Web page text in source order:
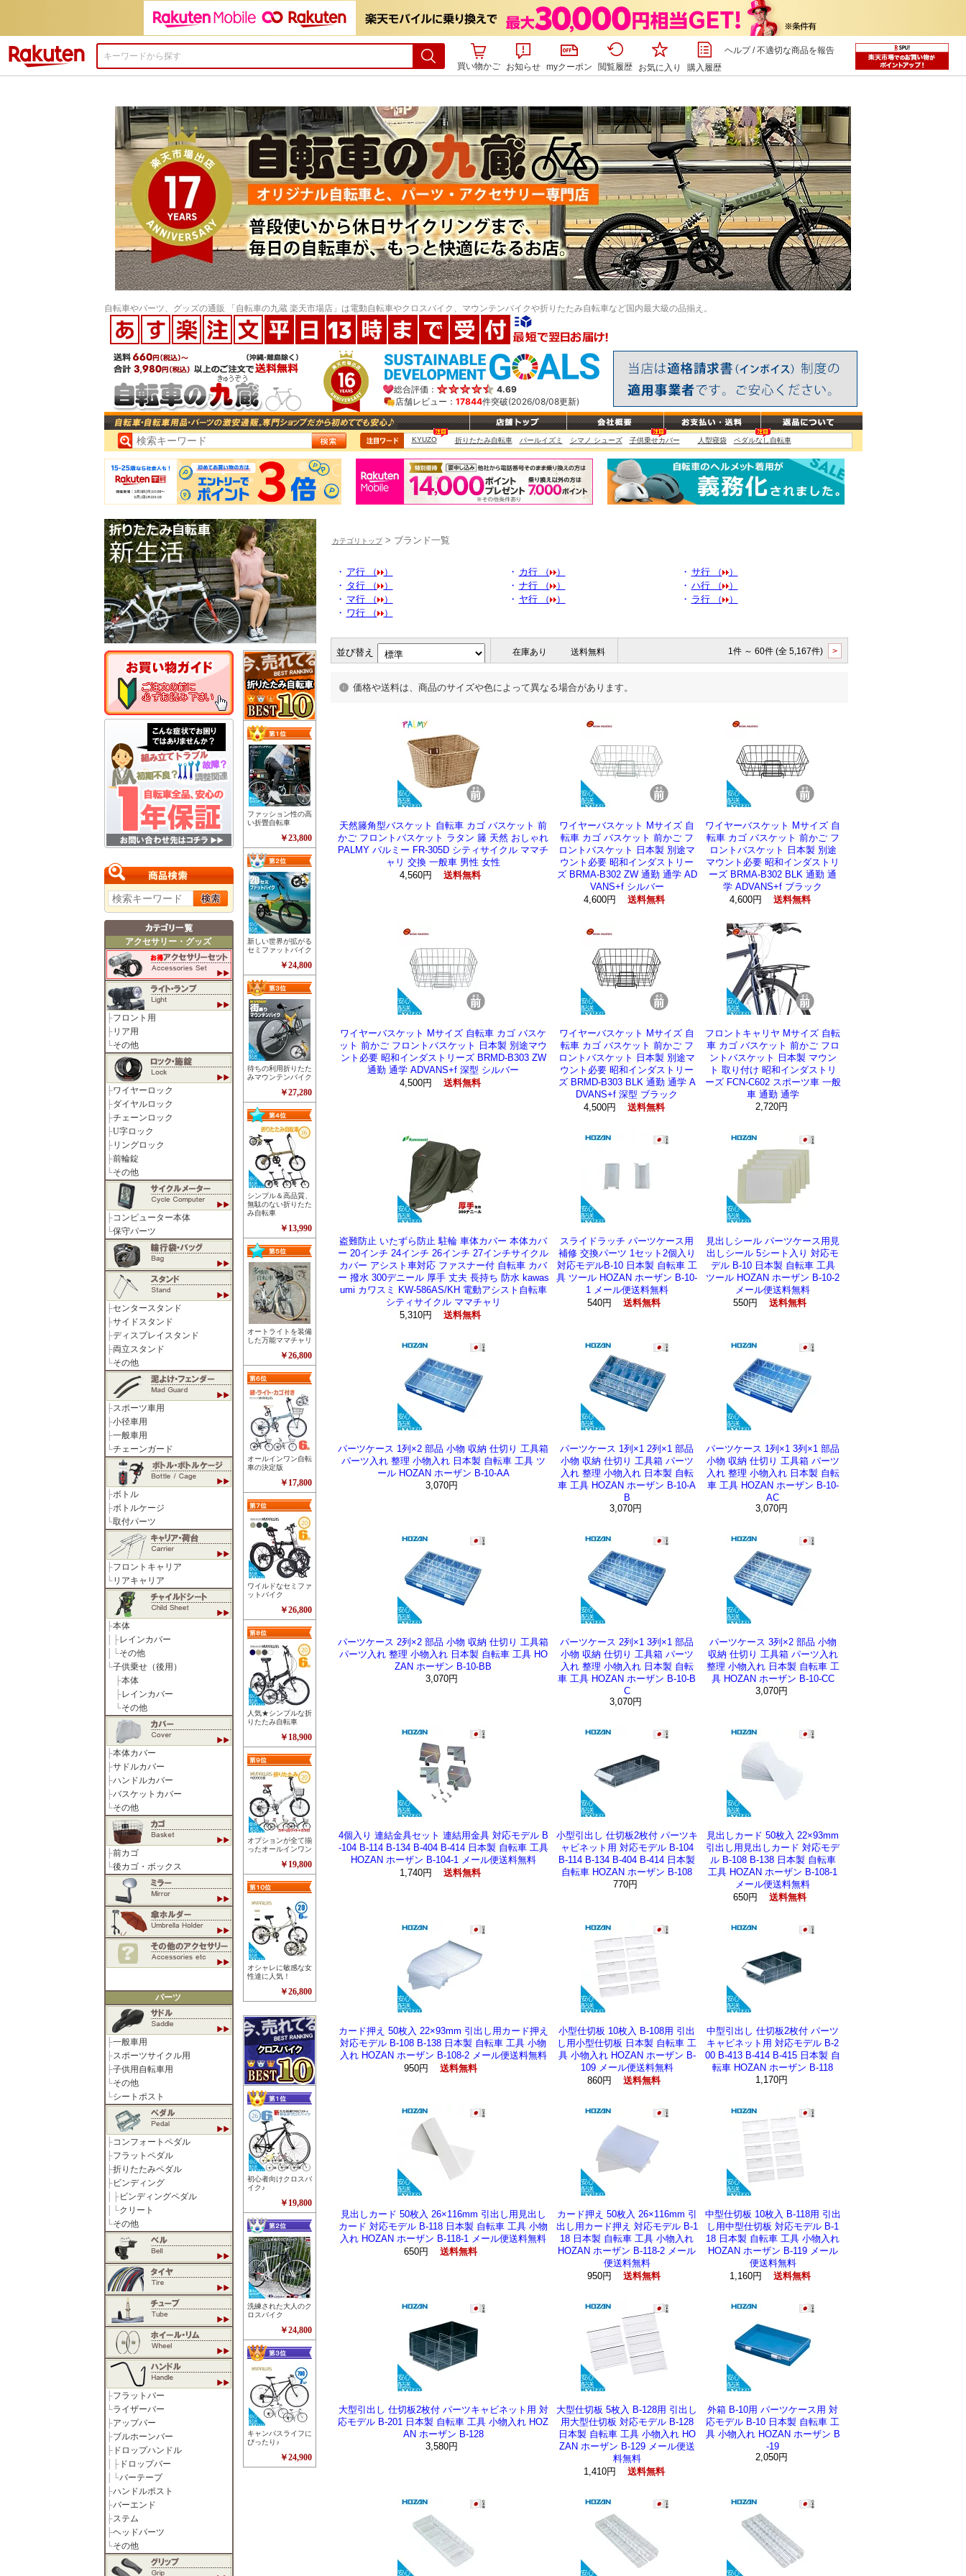
買い物かご
お知らせ myクーポン 閲覧履歴 お気に入り 購入履歴
ヘルプ/不適切な商品を報告
自転車やパーツ、グッズの通販 「自転車の九蔵 楽天市場店」は電動自転車やクロスバイク、マウンテンバイクや折りたたみ自転車など国内最大級の品揃え。
カテゴリトップ> ブランド一覧
・ ア行 （ ） ・ カ行 （ ） ・ サ行 （
）
・ タ行 （ ） ・ ナ行 （ ） ・ ハ行 （
）
・ マ行 （ ） ・ ヤ行 （ ） ・ ラ行 （
）
・ ワ行 （ ）
並び替え 在庫あり 送料無料 1件 ～ 60件 (全 5,167件) >
価格や送料は、商品のサイズや色によって異なる場合があります。
天然籐角型バスケット 自転車 カゴ バスケット 前
かご フロントバスケット ラタン 籐 天然 おしゃれ
PALMY パルミー FR-305D シティサイクル ママチ
ャリ 交換 一般車 男性 女性
4,560円
送料無料
ワイヤーバスケット Mサイズ 自
転車 カゴ バスケット 前かご フ
ロントバスケット 日本製 別途マ
ウント必要 昭和インダストリー
ズ BRMA-B302 ZW 通勤 通学 AD
VANS+f シルバー
4,600円
送料無料
ワイヤーバスケット Mサイズ 自
転車 カゴ バスケット 前かご フ
ロントバスケット 日本製 別途
マウント必要 昭和インダストリ
ーズ BRMA-B302 BLK 通勤 通
学 ADVANS+f ブラック
4,600円
送料無料
ワイヤーバスケット Mサイズ 自転車 カゴ バスケ
ット 前かご フロントバスケット 日本製 別途マウ
ント必要 昭和インダストリーズ BRMD-B303 ZW
通勤 通学 ADVANS+f 深型 シルバー
4,500円
送料無料
ワイヤーバスケット Mサイズ 自
転車 カゴ バスケット 前かご フ
ロントバスケット 日本製 別途マ
ウント必要 昭和インダストリー
ズ BRMD-B303 BLK 通勤 通学 A
DVANS+f 深型 ブラック
4,500円
送料無料
フロントキャリヤ Mサイズ 自転
車 カゴ バスケット 前かご フロ
ントバスケット 日本製 マウン
ト 取り付け 昭和インダストリ
ーズ FCN-C602 スポーツ車 一般
車 通勤 通学
2,720円
盗難防止 いたずら防止 駐輪 車体カバー 本体カバ
ー 20インチ 24インチ 26インチ 27インチサイクル
カバー アシスト車対応 ファスナー付 自転車 カバ
ー 撥水 300デニール 厚手 丈夫 長持ち 防水 kawas
umi カワスミ KW-586AS/KH 電動アシスト自転車
シティサイクル ママチャリ
5,310円
送料無料
スライドラッチ パーツケース用
補修 交換パーツ 1セット2個入り
対応モデルB-10 日本製 自転車 工
具 ツール HOZAN ホーザン B-10-
1 メール便送料無料
540円
送料無料
見出しシール パーツケース用見
出しシール 5シート入り 対応モ
デル B-10 日本製 自転車 工具
ツール HOZAN ホーザン B-10-2
メール便送料無料
550円
送料無料
パーツケース 1列×2 部品 小物 収納 仕切り 工具箱
パーツ入れ 整理 小物入れ 日本製 自転車 工具 ツ
ール HOZAN ホーザン B-10-AA
3,070円
パーツケース 1列×1 2列×1 部品
小物 収納 仕切り 工具箱 パーツ
入れ 整理 小物入れ 日本製 自転
車 工具 HOZAN ホーザン B-10-A
B
3,070円
パーツケース 1列×1 3列×1 部品
小物 収納 仕切り 工具箱 パーツ
入れ 整理 小物入れ 日本製 自転
車 工具 HOZAN ホーザン B-10-
AC
3,070円
パーツケース 2列×2 部品 小物 収納 仕切り 工具箱
パーツ入れ 整理 小物入れ 日本製 自転車 工具 HO
ZAN ホーザン B-10-BB
3,070円
パーツケース 2列×1 3列×1 部品
小物 収納 仕切り 工具箱 パーツ
入れ 整理 小物入れ 日本製 自転
車 工具 HOZAN ホーザン B-10-B
C
3,070円
パーツケース 3列×2 部品 小物
収納 仕切り 工具箱 パーツ入れ
整理 小物入れ 日本製 自転車 工
具 HOZAN ホーザン B-10-CC
3,070円
4個入り 連結金具セット 連結用金具 対応モデル B
-104 B-114 B-134 B-404 B-414 日本製 自転車 工具
HOZAN ホーザン B-104-1 メール便送料無料
1,740円
送料無料
小型引出し 仕切板2枚付 パーツキ
ャビネット用 対応モデル B-104
B-114 B-134 B-404 B-414 日本製
自転車 HOZAN ホーザン B-108
770円
見出しカード 50枚入 22×93mm
引出し用見出しカード 対応モデ
ル B-108 B-138 日本製 自転車
工具 HOZAN ホーザン B-108-1
メール便送料無料
650円
送料無料
カード押え 50枚入 22×93mm 引出し用カード押え
対応モデル B-108 B-138 日本製 自転車 工具 小物
入れ HOZAN ホーザン B-108-2 メール便送料無料
950円
送料無料
小型仕切板 10枚入 B-108用 引出
し用小型仕切板 日本製 自転車 工
具 小物入れ HOZAN ホーザン B-
109 メール便送料無料
860円
送料無料
中型引出し 仕切板2枚付 パーツ
キャビネット用 対応モデル B-2
00 B-413 B-414 B-415 日本製 自
転車 HOZAN ホーザン B-118
1,170円
見出しカード 50枚入 26×116mm 引出し用見出し
カード 対応モデル B-118 日本製 自転車 工具 小物
入れ HOZAN ホーザン B-118-1 メール便送料無料
650円
送料無料
カード押え 50枚入 26×116mm 引
出し用カード押え 対応モデル B-1
18 日本製 自転車 工具 小物入れ
HOZAN ホーザン B-118-2 メール
便送料無料
950円
送料無料
中型仕切板 10枚入 B-118用 引出
し用中型仕切板 対応モデル B-1
18 日本製 自転車 工具 小物入れ
HOZAN ホーザン B-119 メール
便送料無料
1,160円
送料無料
大型引出し 仕切板2枚付 パーツキャビネット用 対
応モデル B-201 日本製 自転車 工具 小物入れ HOZ
AN ホーザン B-128
3,580円
大型仕切板 5枚入 B-128用 引出し
用大型仕切板 対応モデル B-128
日本製 自転車 工具 小物入れ HO
ZAN ホーザン B-129 メール便送
料無料
1,410円
送料無料
外箱 B-10用 パーツケース用 対
応モデル B-10 日本製 自転車 工
具 小物入れ HOZAN ホーザン B
-19
2,050円